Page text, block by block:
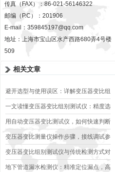
传真（FAX）：86-021-56146322
邮编（P.C）：201906
E-mail： 359845197@qq.com
地址：上海市宝山区水产西路680弄4号楼
509
相关文章
避开选型与使用误区：详解变压器变比组
别测试仪的日常校准方法、常见组别识别
异常排查方案
一文读懂变压器变比组别测试仪：精度选
型、接线规范、报告生成全流程标准化操
作指南
用自动变压器变比测试仪，如何快速判断
变压器是否合格？
变压器变比测量仪操作步骤，接线调试参
数设定变比测试数据保存使用教程
变压器变比组别测试仪与传统检测方式对
比：精度、速度与安全性深度分析
地下管道漏水检测仪：精准定位漏点，高